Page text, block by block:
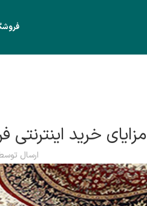
مزایای خرید
ارسال